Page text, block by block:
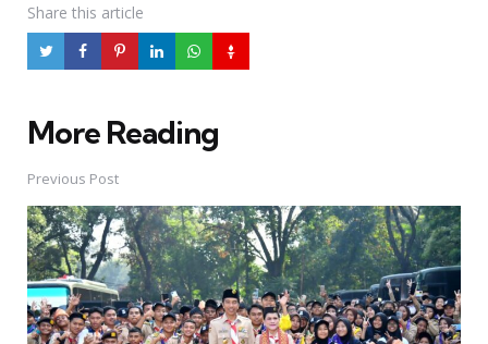
Share this article
More Reading
Post
navigation
Previous Post